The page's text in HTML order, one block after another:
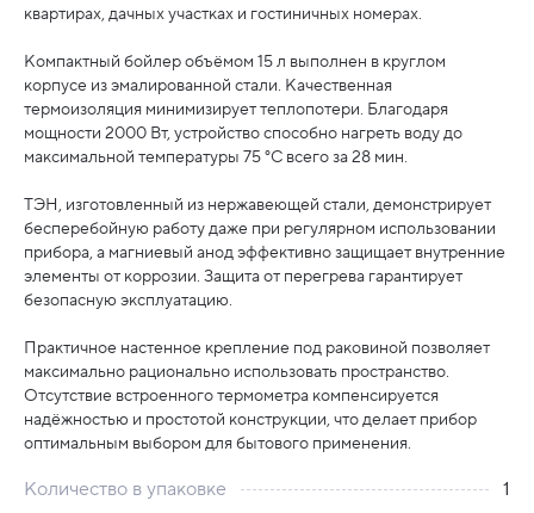
квартирах, дачных участках и гостиничных номерах.
Компактный бойлер объёмом 15 л выполнен в круглом
корпусе из эмалированной стали. Качественная
термоизоляция минимизирует теплопотери. Благодаря
мощности 2000 Вт, устройство способно нагреть воду до
максимальной температуры 75 °C всего за 28 мин.
ТЭН, изготовленный из нержавеющей стали, демонстрирует
бесперебойную работу даже при регулярном использовании
прибора, а магниевый анод эффективно защищает внутренние
элементы от коррозии. Защита от перегрева гарантирует
безопасную эксплуатацию.
Практичное настенное крепление под раковиной позволяет
максимально рационально использовать пространство.
Отсутствие встроенного термометра компенсируется
надёжностью и простотой конструкции, что делает прибор
оптимальным выбором для бытового применения.
Количество в упаковке
1